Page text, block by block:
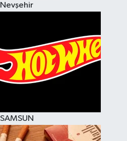
Nevşehir
SAMSUN